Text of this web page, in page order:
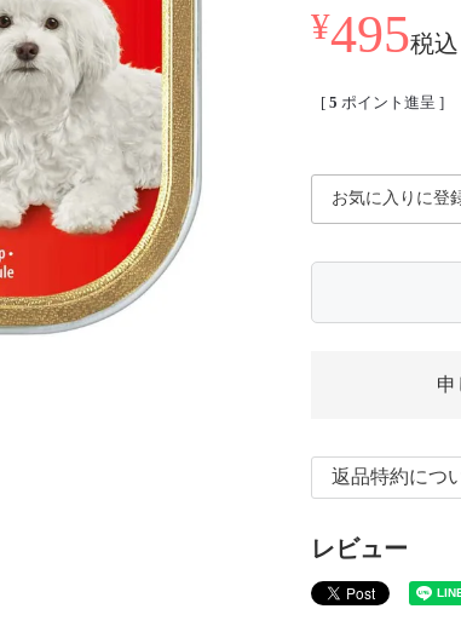
¥495税込
[ 5 ポイント進呈 ]
お気に入りに登
申
返品特約につ
レビュー